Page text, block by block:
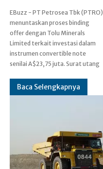
EBuzz - PT Petrosea Tbk (PTRO)
menuntaskan proses binding
offer dengan Tolu Minerals
Limited terkait investasi dalam
instrumen convertible note
senilai A$23,75 juta. Surat utang
tersebut memberikan hak
konversi menjadi 14.615.385
saham baru dengan harga
A$1,625 per saham. Presiden
Direktur Michael menyampaikan
Baca Selengkapnya